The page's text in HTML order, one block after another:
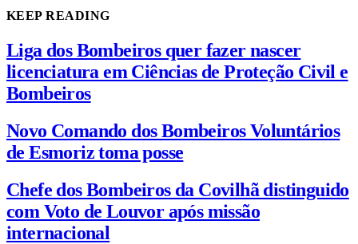
KEEP READING
Liga dos Bombeiros quer fazer nascer
licenciatura em Ciências de Proteção Civil e
Bombeiros
Novo Comando dos Bombeiros Voluntários
de Esmoriz toma posse
Chefe dos Bombeiros da Covilhã distinguido
com Voto de Louvor após missão
internacional